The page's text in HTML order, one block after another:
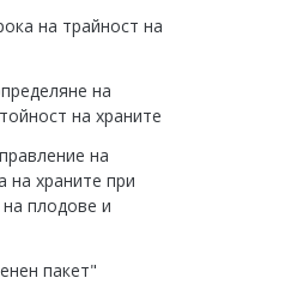
на трайност на
на
на храните
на
на храните при
плодове и
пакет"